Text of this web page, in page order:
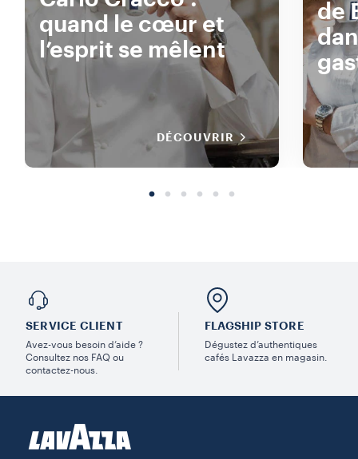
quand le cœur et
l’esprit se mêlent
DÉCOUVRIR
de
SERVICE CLIENT
Avez-vous besoin d’aide ?
Consultez nos FAQ ou
contactez-nous.
FLAGSHIP STORE
Dégustez d’authentiques
cafés Lavazza en magasin.